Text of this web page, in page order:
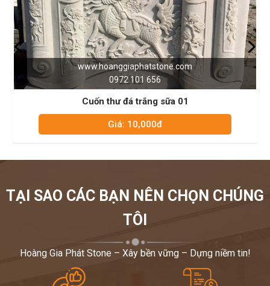
0972 101 656
thư đá trắng sữa 01
TẠI SAO CÁC BẠN NÊN CHỌN CHÚNG
TÔI
Hoàng Gia Phát Stone – Xây bền vững – Dựng niềm tin!